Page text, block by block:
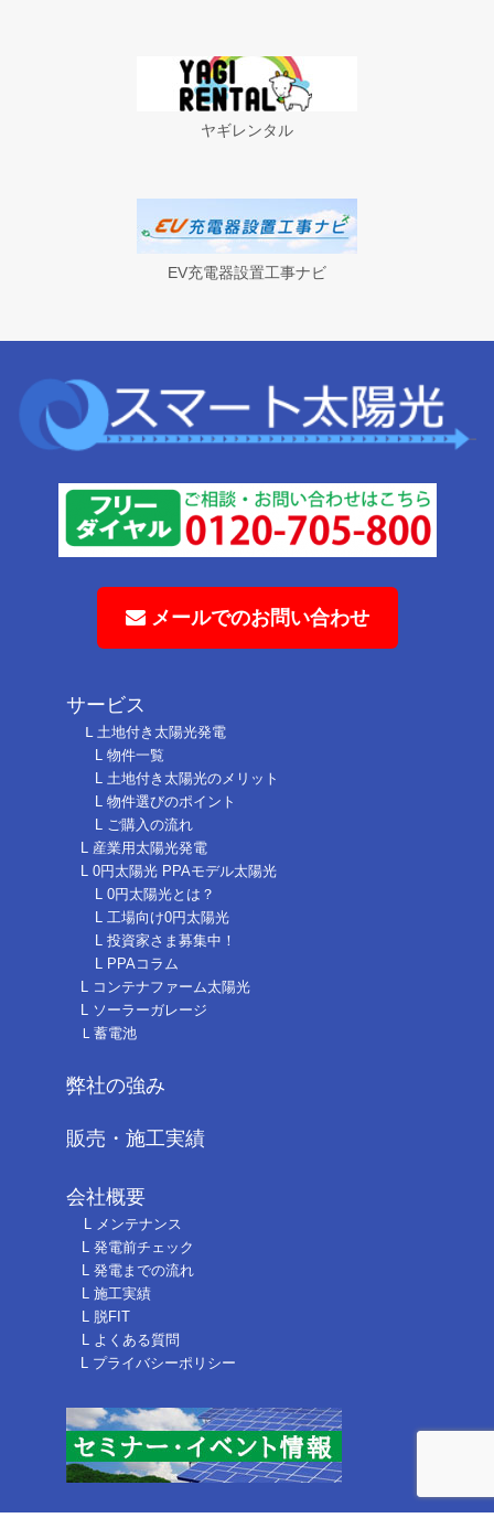
ヤギレンタル
EV充電器設置工事ナビ
メールでのお問い合わせ
サービス
Ⅼ 土地付き太陽光発電
L 物件一覧
L 土地付き太陽光のメリット
L 物件選びのポイント
L ご購入の流れ
L 産業用太陽光発電
L 0円太陽光 PPAモデル太陽光
L 0円太陽光とは？
L 工場向け0円太陽光
L 投資家さま募集中！
L PPAコラム
L コンテナファーム太陽光
L ソーラーガレージ
Ｌ蓄電池
弊社の強み
販売・施工実績
会社概要
L メンテナンス
L 発電前チェック
L 発電までの流れ
L 施工実績
L 脱FIT
L よくある質問
L プライバシーポリシー